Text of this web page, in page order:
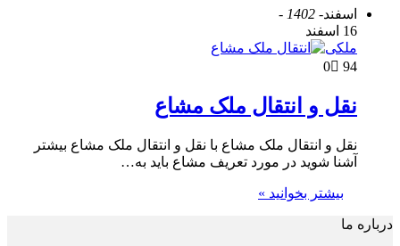
اسفند- 1402 -
16 اسفند
ملکی
0
94
نقل و انتقال ملک مشاع
نقل و انتقال ملک مشاع با نقل و انتقال ملک مشاع بیشتر
آشنا شوید در مورد تعریف مشاع باید به…
بیشتر بخوانید »
درباره ما